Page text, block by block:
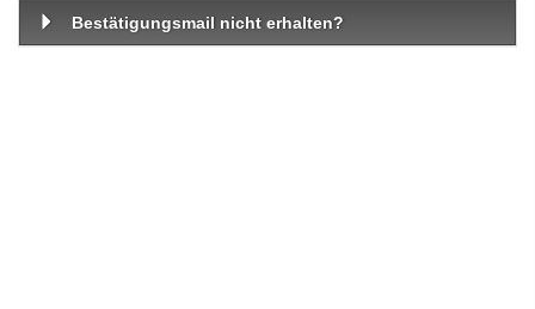
Bestätigungsmail nicht erhalten?